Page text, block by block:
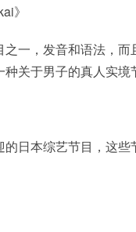
》
之一，发音和语法，
关于男子的真人实境
的日本综艺节目，这